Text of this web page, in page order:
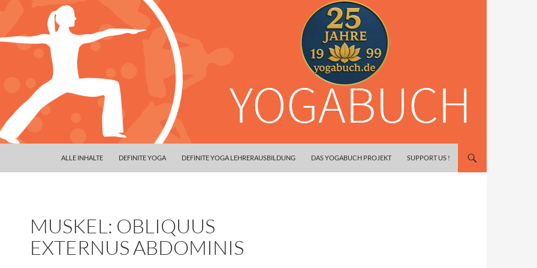
ALLE INHALTE DEFINITE YOGA DEFINITE YOGA LEHRERAUSBILDUNG DAS YOGABUCH PROJEKT SUPPORT US !
MUSKEL: OBLIQUUS
EXTERNUS ABDOMINIS